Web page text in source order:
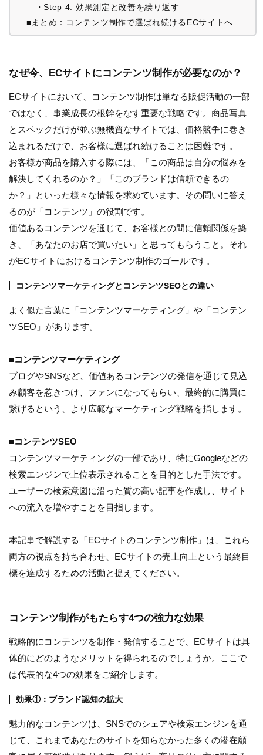
・Step 4: 効果測定と改善を繰り返す
■まとめ：コンテンツ制作で選ばれ続けるECサイトへ
なぜ今、ECサイトにコンテンツ制作が必要なのか？
ECサイトにおいて、コンテンツ制作は単なる販促活動の一部
ではなく、事業成長の根幹をなす重要な戦略です。商品写真
とスペックだけが並ぶ無機質なサイトでは、価格競争に巻き
込まれるだけで、お客様に選ばれ続けることは困難です。
お客様が商品を購入する際には、「この商品は自分の悩みを
解決してくれるのか？」「このブランドは信頼できるの
か？」といった様々な情報を求めています。その問いに答え
るのが「コンテンツ」の役割です。
価値あるコンテンツを通じて、お客様との間に信頼関係を築
き、「あなたのお店で買いたい」と思ってもらうこと。それ
がECサイトにおけるコンテンツ制作のゴールです。
コンテンツマーケティングとコンテンツSEOとの違い
よく似た言葉に「コンテンツマーケティング」や「コンテン
ツSEO」があります。
■コンテンツマーケティング
ブログやSNSなど、価値あるコンテンツの発信を通じて見込
み顧客を惹きつけ、ファンになってもらい、最終的に購買に
繋げるという、より広範なマーケティング戦略を指します。
■コンテンツSEO
コンテンツマーケティングの一部であり、特にGoogleなどの
検索エンジンで上位表示されることを目的とした手法です。
ユーザーの検索意図に沿った質の高い記事を作成し、サイト
への流入を増やすことを目指します。
本記事で解説する「ECサイトのコンテンツ制作」は、これら
両方の視点を持ち合わせ、ECサイトの売上向上という最終目
標を達成するための活動と捉えてください。
コンテンツ制作がもたらす4つの強力な効果
戦略的にコンテンツを制作・発信することで、ECサイトは具
体的にどのようなメリットを得られるのでしょうか。ここで
は代表的な4つの効果をご紹介します。
効果①：ブランド認知の拡大
魅力的なコンテンツは、SNSでのシェアや検索エンジンを通
じて、これまであなたのサイトを知らなかった多くの潜在顧